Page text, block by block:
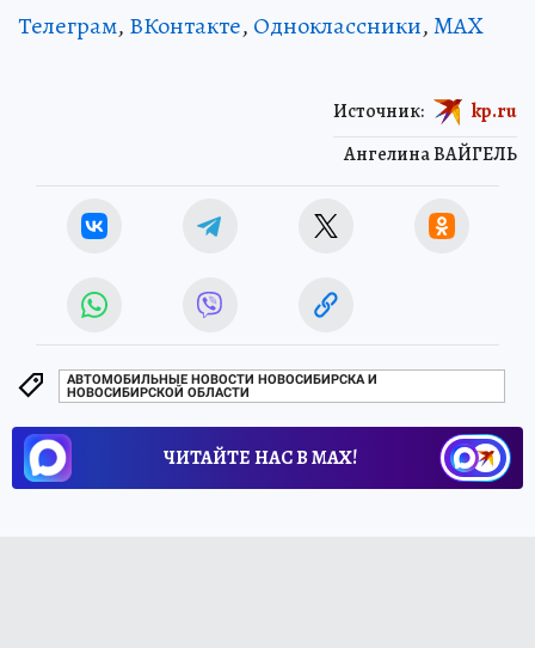
Телеграм, ВКонтакте, Одноклассники,MAX
Ангелина ВАЙГЕЛЬ
Источник: kp.ru
АВТОМОБИЛЬНЫЕ НОВОСТИ НОВОСИБИРСКА И
НОВОСИБИРСКОЙ ОБЛАСТИ
ЧИТАЙТЕ НАС В МАХ!